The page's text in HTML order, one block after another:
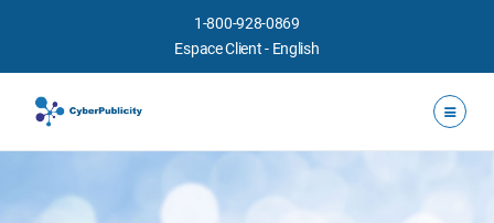
1-800-928-0869
Espace Client- English